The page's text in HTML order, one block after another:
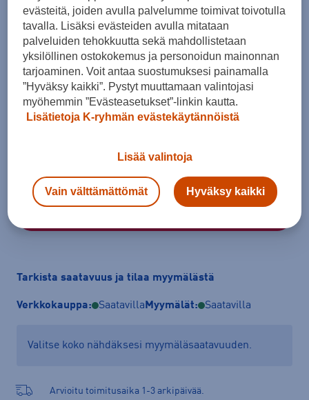
Koko
41 42 42,5 43 44 44,5
Tarkista saatavuus ja tilaa myymälästä
Verkkokauppa: Saatavilla Myymälät: Saatavilla
Valitse koko nähdäksesi myymäläsaatavuuden.
Arvioitu toimitusaika 1-3 arkipäivää.
evästeitä, joiden avulla palvelumme toimivat toivotulla
tavalla. Lisäksi evästeiden avulla mitataan
palveluiden tehokkuutta sekä mahdollistetaan
yksilöllinen ostokokemus ja personoidun mainonnan
tarjoaminen. Voit antaa suostumuksesi painamalla
”Hyväksy kaikki”. Pystyt muuttamaan valintojasi
myöhemmin ”Evästeasetukset”-linkin kautta.
Lisätietoja K-ryhmän evästekäytännöistä
Lisää valintoja
Vain välttämättömät Hyväksy kaikki